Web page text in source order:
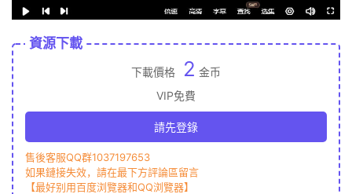
資源下載
下載價格 2 金币
VIP免費
請先登錄
售後客服QQ群1037197653
如果鏈接失效，請在最下方評論區留言
【最好别用百度浏覽器和QQ浏覽器】